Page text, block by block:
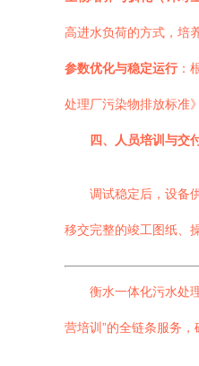
高进水负荷的方式，培
参数优化与稳定运行 ：
处理厂污染物排放标准
四、人员培训与交
调试稳定后，设备
移交完整的竣工图纸、
衡水一体化污水处
营培训”的全链条服务